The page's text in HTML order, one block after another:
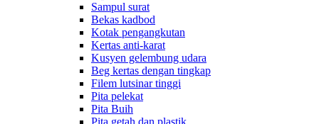
Sampul surat
Bekas kadbod
Kotak pengangkutan
Kertas anti-karat
Kusyen gelembung udara
Beg kertas dengan tingkap
Filem lutsinar tinggi
Pita pelekat
Pita Buih
Pita getah dan plastik